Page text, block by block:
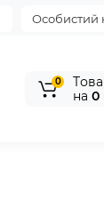
Особистий
0
на 0